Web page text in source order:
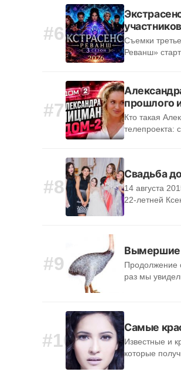
#6
Съемки
Реванш»
#7
прошлого
Кто такая
телепроекта:
#8
Свадьба
14 августа
22-летней
#9
Вымершие
Продолжение
раз мы
#10
Самые
Известные и
которые